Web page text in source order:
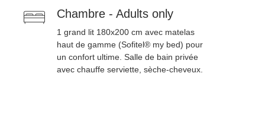
Chambre - Adults only
1 grand lit 180x200 cm avec matelas
haut de gamme (Sofitel® my bed) pour
un confort ultime. Salle de bain privée
avec chauffe serviette, sèche-cheveux.